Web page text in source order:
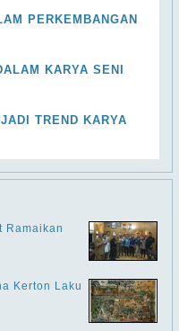
PERKEMBANGAN
KARYA SENI
TREND KARYA
Ramaikan
Kerton Laku